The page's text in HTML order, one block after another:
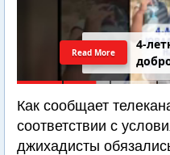
4-
Read More
Как сообщает
соответствии с
джихадисты